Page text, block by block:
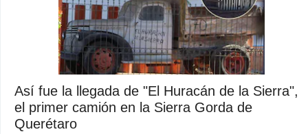
Así fue la llegada de "El Huracán de la Sierra",
el primer camión en la Sierra Gorda de
Querétaro